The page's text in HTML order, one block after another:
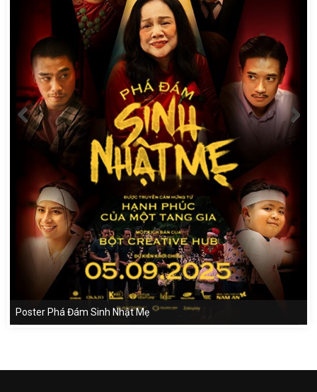
Poster Phá Đám Sinh Nhật Mẹ